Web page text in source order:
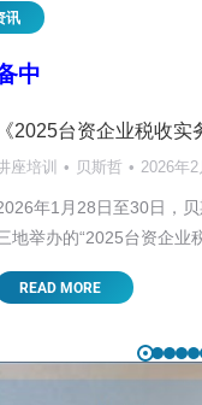
讯
中
《2025台资企业税收
座培训 贝斯哲 2026年2
年1月28日至30日，
地举办的“2025台资企业
READ MORE